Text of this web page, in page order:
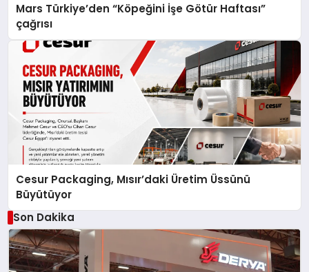
Mars Türkiye’den “Köpeğini İşe Götür Haftası”
çağrısı
Cesur Packaging, Mısır’daki Üretim Üssünü
Büyütüyor
Son Dakika